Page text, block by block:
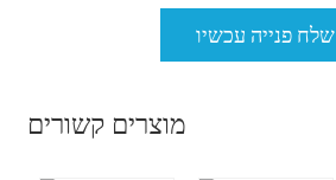
שלח פנייה עכשיו
מוצרים קשורים